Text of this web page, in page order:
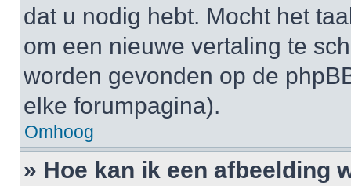
dat u nodig hebt. Mocht het
om een nieuwe vertaling te
worden gevonden op de
elke forumpagina).
Omhoog
» Hoe kan ik een afbeelding